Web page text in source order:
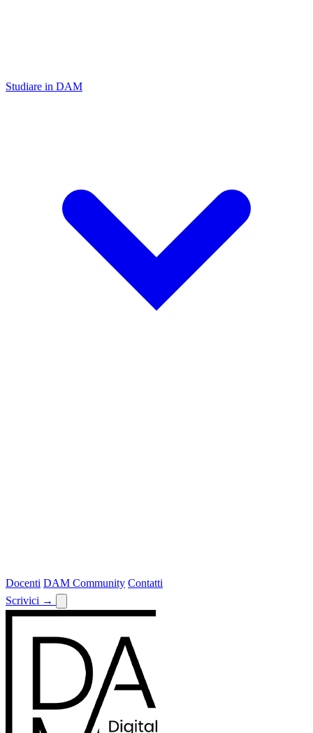
Studiare in DAM
Docenti DAM Community Contatti
Scrivici →